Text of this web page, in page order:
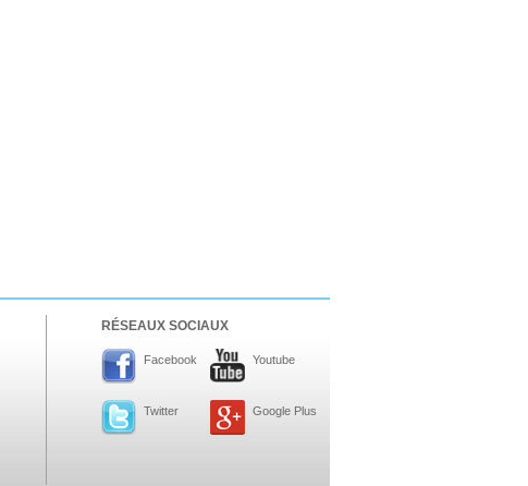
ATP Kitzbühel
RÉSEAUX SOCIAUX
Facebook Youtube
Twitter Google Plus